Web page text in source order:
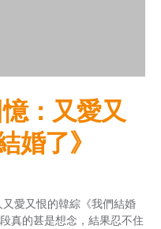
：又愛又
婚了》
愛又恨的韓綜《我們結婚
真的甚是想念，結果忍不住